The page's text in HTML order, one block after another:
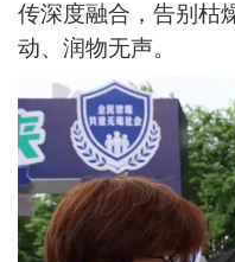
传深度融合，告别枯
动、润物无声。